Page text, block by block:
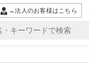
→法人のお客様はこちら